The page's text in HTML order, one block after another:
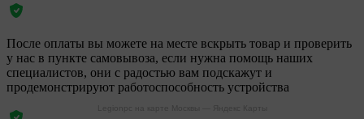
После оплаты вы можете на месте вскрыть товар и проверить
у нас в пункте самовывоза, если нужна помощь наших
специалистов, они с радостью вам подскажут и
продемонстрируют работоспособность устройства
Legionpc на карте Москвы — Яндекс Карты